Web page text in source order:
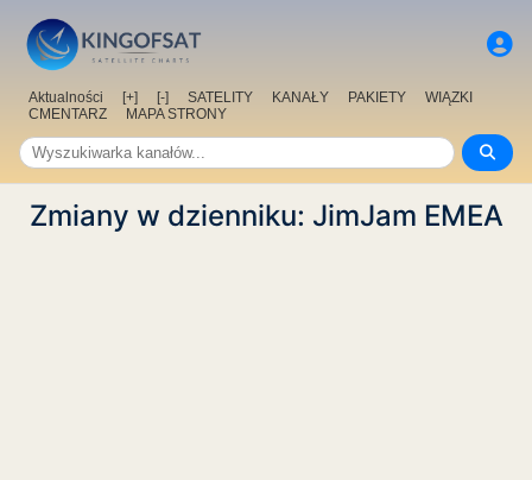
Aktualności [+] [-] SATELITY KANAŁY PAKIETY
WIĄZKI
CMENTARZ
MAPA STRONY
Zmiany w dzienniku: JimJam EMEA